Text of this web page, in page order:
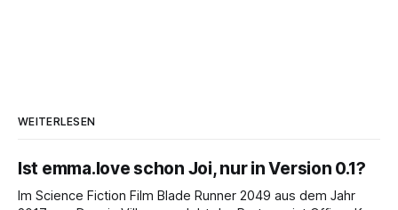
WEITERLESEN
Ist emma.love schon Joi, nur in Version 0.1?
Im Science Fiction Film Blade Runner 2049 aus dem Jahr